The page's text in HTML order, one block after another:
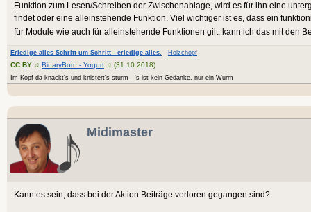
Funktion zum Lesen/Schreiben der Zwischenablage, wird es für ihn eine
findet oder eine alleinstehende Funktion. Viel wichtiger ist es, dass ein
für Module wie auch für alleinstehende Funktionen gilt, kann ich das mit den
Erledige alles Schritt um Schritt - erledige alles. - Holzchopf
CC BY ♫ BinaryBorn - Yogurt ♫ (31.10.2018)
Im Kopf da knackt's und knistert's sturm - 's ist kein Gedanke, nur ein Wurm
Midimaster
Kann es sein, dass bei der Aktion Beiträge verloren gegangen sind?